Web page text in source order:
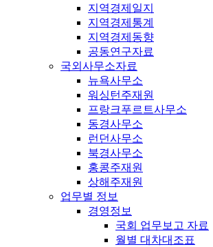
지역경제일지
지역경제통계
지역경제동향
공동연구자료
국외사무소자료
뉴욕사무소
워싱턴주재원
프랑크푸르트사무소
동경사무소
런던사무소
북경사무소
홍콩주재원
상해주재원
업무별 정보
경영정보
국회 업무보고 자료
월별 대차대조표